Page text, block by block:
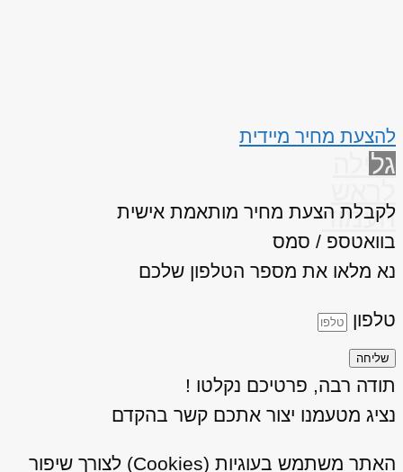
להצעת מחיר מיידית
גלילה
העמוד
לקבלת הצעת מחיר מותאמת אישית
בוואטספ / סמס
נא מלאו את מספר הטלפון שלכם
טלפון
שליחה
תודה רבה, פרטיכם נקלטו !
נציג מטעמנו יצור אתכם קשר בהקדם
האתר משתמש בעוגיות (Cookies) לצורך שיפור